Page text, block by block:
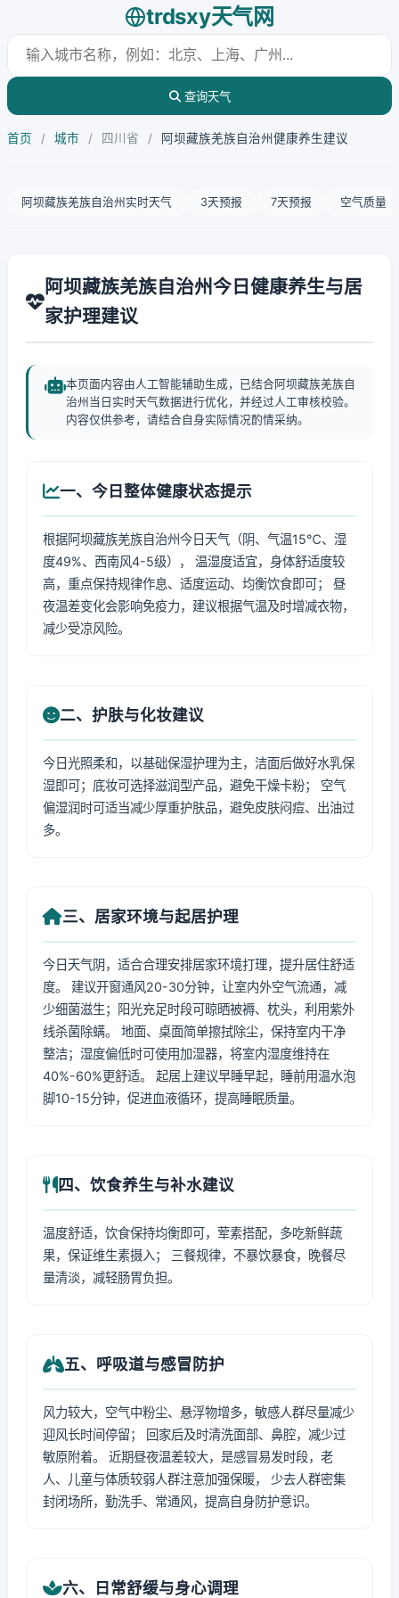
trdsxy天气网
查询天气
首页 / 城市 / 四川省 / 阿坝藏族羌族自治州健康养生建议
阿坝藏族羌族自治州实时天气 3天预报 7天预报 空气质量
阿坝藏族羌族自治州今日健康养生与居
家护理建议
本页面内容由人工智能辅助生成，已结合阿坝藏族羌族自
治州当日实时天气数据进行优化，并经过人工审核校验。
内容仅供参考，请结合自身实际情况酌情采纳。
一、今日整体健康状态提示
根据阿坝藏族羌族自治州今日天气（阴、气温15℃、湿
度49%、西南风4-5级）， 温湿度适宜，身体舒适度较
高，重点保持规律作息、适度运动、均衡饮食即可； 昼
夜温差变化会影响免疫力，建议根据气温及时增减衣物，
减少受凉风险。
二、护肤与化妆建议
今日光照柔和，以基础保湿护理为主，洁面后做好水乳保
湿即可；底妆可选择滋润型产品，避免干燥卡粉； 空气
偏湿润时可适当减少厚重护肤品，避免皮肤闷痘、出油过
多。
三、居家环境与起居护理
今日天气阴，适合合理安排居家环境打理，提升居住舒适
度。 建议开窗通风20-30分钟，让室内外空气流通，减
少细菌滋生；阳光充足时段可晾晒被褥、枕头，利用紫外
线杀菌除螨。 地面、桌面简单擦拭除尘，保持室内干净
整洁；湿度偏低时可使用加湿器，将室内湿度维持在
40%-60%更舒适。 起居上建议早睡早起，睡前用温水泡
脚10-15分钟，促进血液循环，提高睡眠质量。
四、饮食养生与补水建议
温度舒适，饮食保持均衡即可，荤素搭配，多吃新鲜蔬
果，保证维生素摄入； 三餐规律，不暴饮暴食，晚餐尽
量清淡，减轻肠胃负担。
五、呼吸道与感冒防护
风力较大，空气中粉尘、悬浮物增多，敏感人群尽量减少
迎风长时间停留； 回家后及时清洗面部、鼻腔，减少过
敏原附着。 近期昼夜温差较大，是感冒易发时段，老
人、儿童与体质较弱人群注意加强保暖， 少去人群密集
封闭场所，勤洗手、常通风，提高自身防护意识。
六、日常舒缓与身心调理